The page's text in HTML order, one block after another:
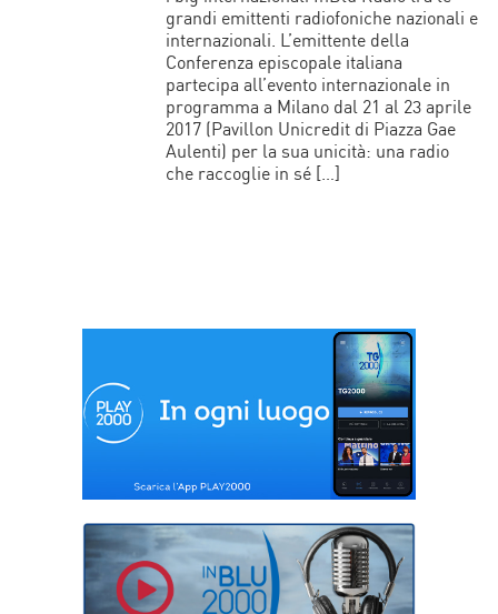
grandi emittenti radiofoniche nazionali e
internazionali. L’emittente della
Conferenza episcopale italiana
partecipa all’evento internazionale in
programma a Milano dal 21 al 23 aprile
2017 (Pavillon Unicredit di Piazza Gae
Aulenti) per la sua unicità: una radio
che raccoglie in sé […]